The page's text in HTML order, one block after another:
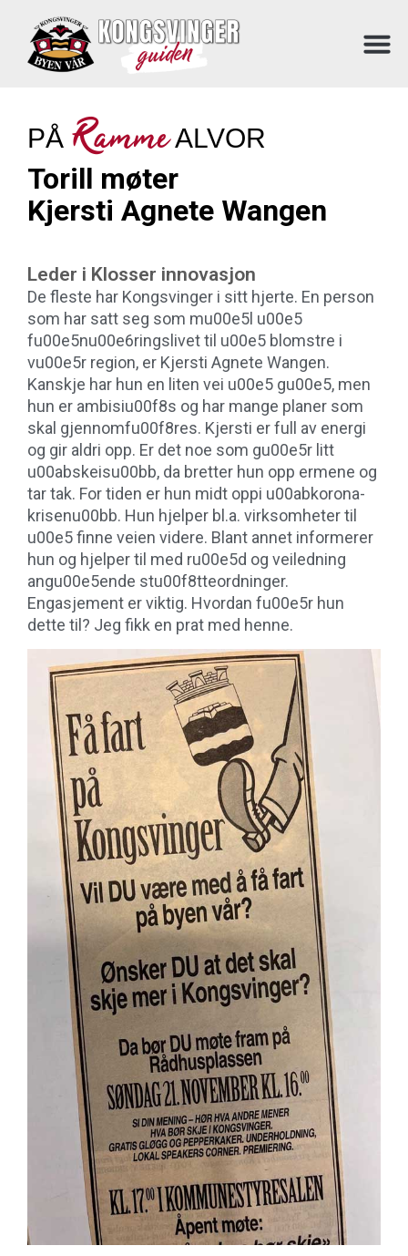
PÅ RammeALVOR
Torill møter
Kjersti Agnete Wangen
Leder i Klosser innovasjon
De fleste har Kongsvinger i sitt hjerte. En person
som har satt seg som mu00e5l u00e5
fu00e5nu00e6ringslivet til u00e5 blomstre i
vu00e5r region, er Kjersti Agnete Wangen.
Kanskje har hun en liten vei u00e5 gu00e5, men
hun er ambisiu00f8s og har mange planer som
skal gjennomfu00f8res. Kjersti er full av energi
og gir aldri opp. Er det noe som gu00e5r litt
u00abskeisu00bb, da bretter hun opp ermene og
tar tak. For tiden er hun midt oppi u00abkorona-
krisenu00bb. Hun hjelper bl.a. virksomheter til
u00e5 finne veien videre. Blant annet informerer
hun og hjelper til med ru00e5d og veiledning
angu00e5ende stu00f8tteordninger.
Engasjement er viktig. Hvordan fu00e5r hun
dette til? Jeg fikk en prat med henne.